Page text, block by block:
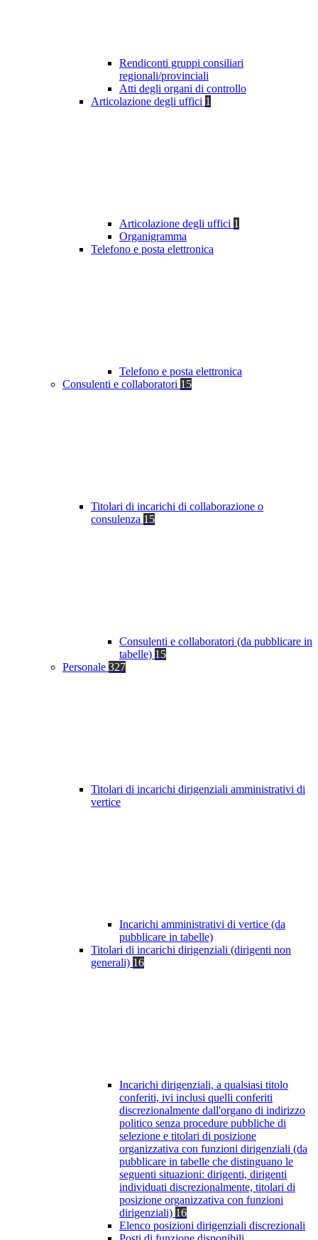
Rendiconti gruppi consiliari
regionali/provinciali
Atti degli organi di controllo
Articolazione degli uffici 1
Articolazione degli uffici 1
Organigramma
Telefono e posta elettronica
Telefono e posta elettronica
Consulenti e collaboratori 15
Titolari di incarichi di collaborazione o
consulenza 15
Consulenti e collaboratori (da pubblicare in
tabelle) 15
Personale 327
Titolari di incarichi dirigenziali amministrativi di
vertice
Incarichi amministrativi di vertice (da
pubblicare in tabelle)
Titolari di incarichi dirigenziali (dirigenti non
generali) 16
Incarichi dirigenziali, a qualsiasi titolo
conferiti, ivi inclusi quelli conferiti
discrezionalmente dall'organo di indirizzo
politico senza procedure pubbliche di
selezione e titolari di posizione
organizzativa con funzioni dirigenziali (da
pubblicare in tabelle che distinguano le
seguenti situazioni: dirigenti, dirigenti
individuati discrezionalmente, titolari di
posizione organizzativa con funzioni
dirigenziali) 16
Elenco posizioni dirigenziali discrezionali